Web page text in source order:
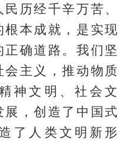
历经千辛万苦、
本成就，是实现
确道路。我们坚
主义，推动物质
神文明、社会文
，创造了中国式
了人类文明新形